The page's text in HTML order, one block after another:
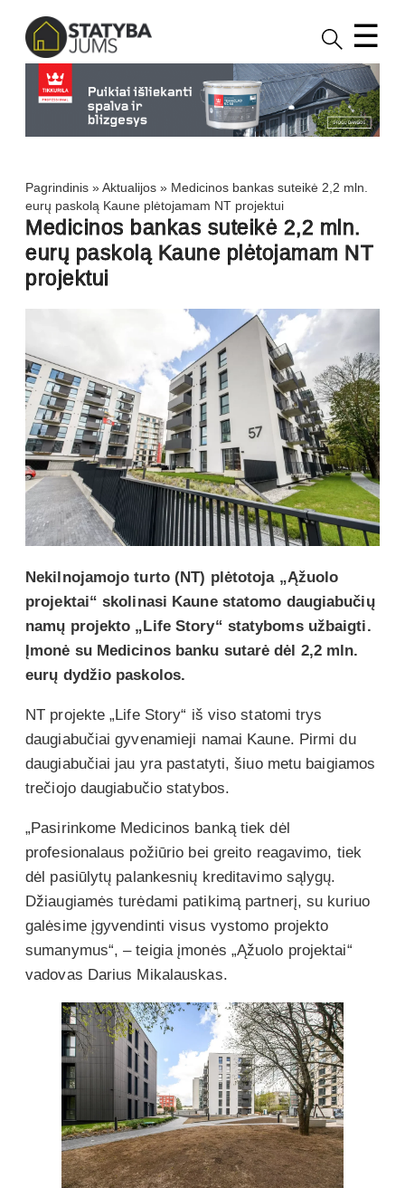
☰
Pagrindinis »Aktualijos » Medicinos bankas suteikė 2,2 mln.
eurų paskolą Kaune plėtojamam NT projektui
Medicinos bankas suteikė 2,2 mln.
eurų paskolą Kaune plėtojamam NT
projektui
Nekilnojamojo turto (NT) plėtotoja „Ąžuolo
projektai“ skolinasi Kaune statomo daugiabučių
namų projekto „Life Story“ statyboms užbaigti.
Įmonė su Medicinos banku sutarė dėl 2,2 mln.
eurų dydžio paskolos.
NT projekte „Life Story“ iš viso statomi trys
daugiabučiai gyvenamieji namai Kaune. Pirmi du
daugiabučiai jau yra pastatyti, šiuo metu baigiamos
trečiojo daugiabučio statybos.
„Pasirinkome Medicinos banką tiek dėl
profesionalaus požiūrio bei greito reagavimo, tiek
dėl pasiūlytų palankesnių kreditavimo sąlygų.
Džiaugiamės turėdami patikimą partnerį, su kuriuo
galėsime įgyvendinti visus vystomo projekto
sumanymus“, – teigia įmonės „Ąžuolo projektai“
vadovas Darius Mikalauskas.